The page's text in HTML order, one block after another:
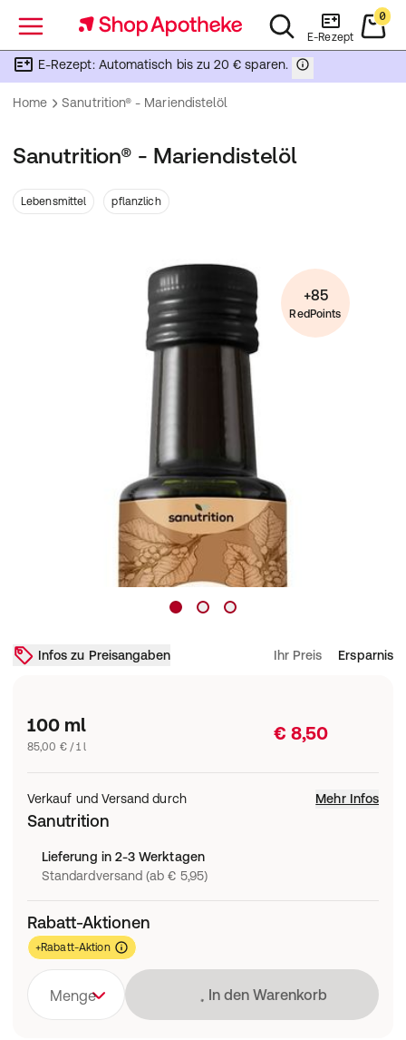
Menü E-Rezept
0
E-Rezept: Automatisch bis zu 20 € sparen.
Home Sanutrition® - Mariendistelöl
Sanutrition® - Mariendistelöl
Lebensmittel pflanzlich
+85
RedPoints
Infos zu Preisangaben Ihr Preis Ersparnis
100 ml
85,00 € / 1 l
€ 8,50
Verkauf und Versand durch Mehr Infos
Sanutrition
Lieferung in 2-3 Werktagen
Standardversand (ab € 5,95)
Rabatt-Aktionen
+Rabatt-Aktion
Menge Lädt
In den Warenkorb